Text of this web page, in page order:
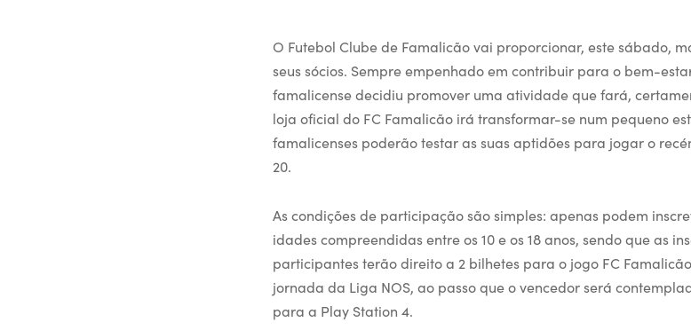
O Futebol Clube de Famalicão vai proporcionar, este sábado,
seus sócios. Sempre empenhado em contribuir para o bem-
famalicense decidiu promover uma atividade que fará,
loja oficial do FC Famalicão irá transformar-se num pequeno
famalicenses poderão testar as suas aptidões para jogar o
20.
As condições de participação são simples: apenas podem
idades compreendidas entre os 10 e os 18 anos, sendo que as
participantes terão direito a 2 bilhetes para o jogo FC
jornada da Liga NOS, ao passo que o vencedor será
para a Play Station 4.